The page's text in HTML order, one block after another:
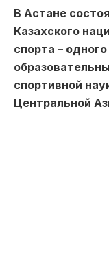
В Астане
Казахского
спорта –
спортивной
Центральной
Церемония